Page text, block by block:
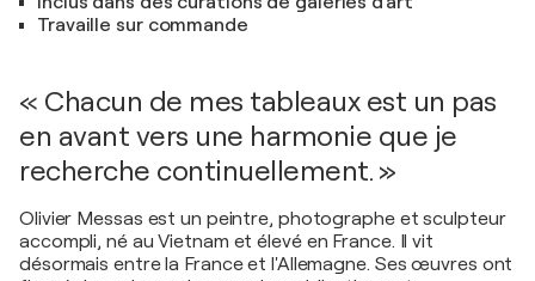
Travaille sur commande
« Chacun de mes tableaux est un pas
en avant vers une harmonie que je
recherche continuellement. »
Olivier Messas est un peintre, photographe et sculpteur
accompli, né au Vietnam et élevé en France. Il vit
désormais entre la France et l'Allemagne. Ses œuvres ont